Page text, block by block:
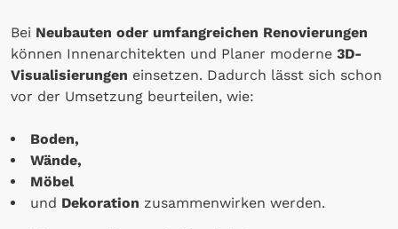
Bei Neubauten oder umfangreichen Renovierungen
können Innenarchitekten und Planer moderne 3D-
Visualisierungen einsetzen. Dadurch lässt sich schon
vor der Umsetzung beurteilen, wie:
Boden,
Wände,
Möbel
und Dekoration zusammenwirken werden.